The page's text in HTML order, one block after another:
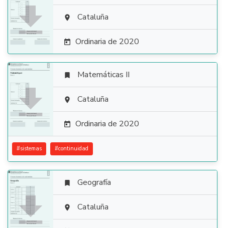
  Cataluña
 Ordinaria de 2020

 Matemáticas II
 Cataluña
 Ordinaria de 2020
#sistemas #continuidad

 Geografía
 Cataluña